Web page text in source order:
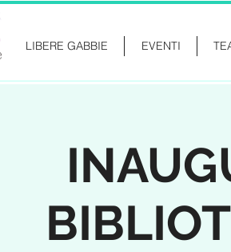
LIBERE GABBIE EVENTI